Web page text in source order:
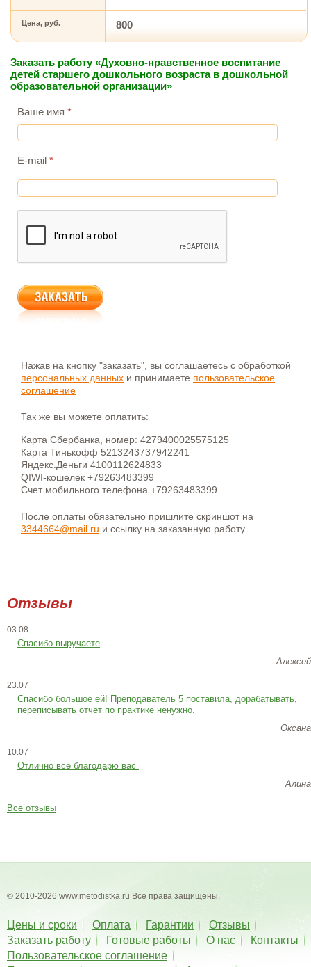
Цена, руб. 800
Заказать работу «Духовно-нравственное воспитание
детей старшего дошкольного возраста в дошкольной
образовательной организации»
Ваше имя *
E-mail *
Нажав на кнопку "заказать", вы соглашаетесь с обработкой
персональных данных и принимаете пользовательское
соглашение
Так же вы можете оплатить:
Карта Сбербанка, номер: 4279400025575125
Карта Тинькофф 5213243737942241
Яндекс.Деньги 4100112624833
QIWI-кошелек +79263483399
Счет мобильного телефона +79263483399
После оплаты обязательно пришлите скриншот на
3344664@mail.ru и ссылку на заказанную работу.
Отзывы
03.08
Спасибо выручаете
Алексей
23.07
Cпасибо большое ей! Преподаватель 5 поставила, дорабатывать,
переписывать отчет по практике ненужно.
Оксана
10.07
Отлично все благодарю вас
Алина
Все отзывы
© 2010-2026 www.metodistka.ru Все права защищены.
Цены и сроки Оплата Гарантии
Отзывы
Заказать работу
Готовые работы О нас
Контакты
Пользовательское соглашение